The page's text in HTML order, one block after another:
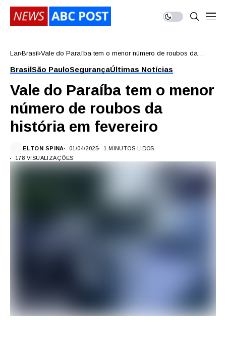
Lar Brasil Vale do Paraíba tem o menor número de roubos da
BrasilSão PauloSegurançaÚltimas Notícias
Vale do Paraíba tem o menor
número de roubos da
história em fevereiro
ELTON SPINA 01/04/2025
1 MINUTOS LIDOS
178 VISUALIZAÇÕES